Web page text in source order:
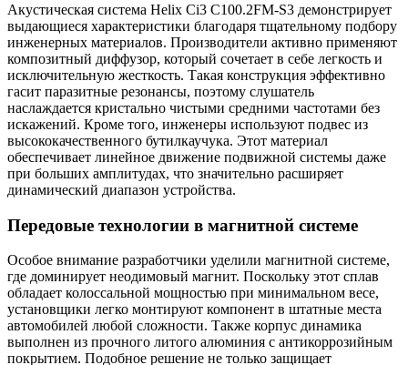
Акустическая система Helix Ci3 C100.2FM-S3 демонстрирует
выдающиеся характеристики благодаря тщательному подбору
инженерных материалов. Производители активно применяют
композитный диффузор, который сочетает в себе легкость и
исключительную жесткость. Такая конструкция эффективно
гасит паразитные резонансы, поэтому слушатель
наслаждается кристально чистыми средними частотами без
искажений. Кроме того, инженеры используют подвес из
высококачественного бутилкаучука. Этот материал
обеспечивает линейное движение подвижной системы даже
при больших амплитудах, что значительно расширяет
динамический диапазон устройства.
Передовые технологии в магнитной системе
Особое внимание разработчики уделили магнитной системе,
где доминирует неодимовый магнит. Поскольку этот сплав
обладает колоссальной мощностью при минимальном весе,
установщики легко монтируют компонент в штатные места
автомобилей любой сложности. Также корпус динамика
выполнен из прочного литого алюминия с антикоррозийным
покрытием. Подобное решение не только защищает